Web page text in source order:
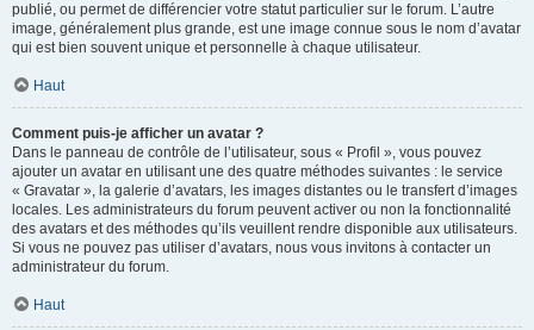
publié, ou permet de différencier votre statut particulier sur le forum. L’autre
image, généralement plus grande, est une image connue sous le nom d’avatar
qui est bien souvent unique et personnelle à chaque utilisateur.
Haut
Comment puis-je afficher un avatar ?
Dans le panneau de contrôle de l’utilisateur, sous « Profil », vous pouvez
ajouter un avatar en utilisant une des quatre méthodes suivantes : le service
« Gravatar », la galerie d’avatars, les images distantes ou le transfert d’images
locales. Les administrateurs du forum peuvent activer ou non la fonctionnalité
des avatars et des méthodes qu’ils veuillent rendre disponible aux utilisateurs.
Si vous ne pouvez pas utiliser d’avatars, nous vous invitons à contacter un
administrateur du forum.
Haut